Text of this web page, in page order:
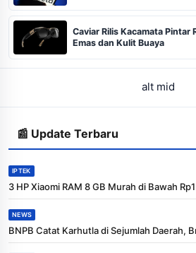
Caviar Rilis Kacamata Pintar
Emas dan Kulit Buaya
alt mid
📰 Update Terbaru
IPTEK
3 HP Xiaomi RAM 8 GB Murah di Bawah
NEWS
BNPB Catat Karhutla di Sejumlah Daerah,